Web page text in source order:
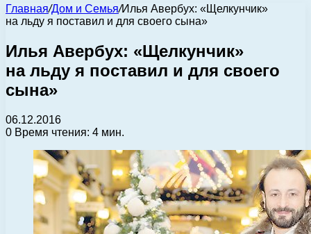
Главная/Дом и Семья/Илья Авербух: «Щелкунчик»
на льду я поставил и для своего сына»
Илья Авербух: «Щелкунчик»
на льду я поставил и для своего
сына»
06.12.2016
0 Время чтения: 4 мин.